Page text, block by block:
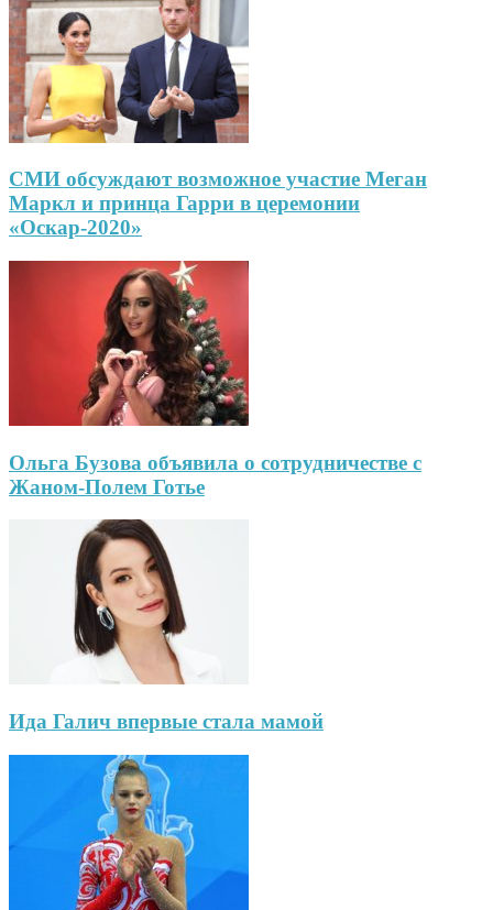
СМИ обсуждают возможное участие Меган
Маркл и принца Гарри в церемонии
«Оскар-2020»
Ольга Бузова объявила о сотрудничестве с
Жаном-Полем Готье
Ида Галич впервые стала мамой